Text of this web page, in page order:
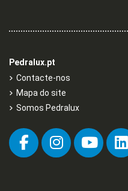
Pedralux.pt
Contacte-nos
Mapa do site
Somos Pedralux